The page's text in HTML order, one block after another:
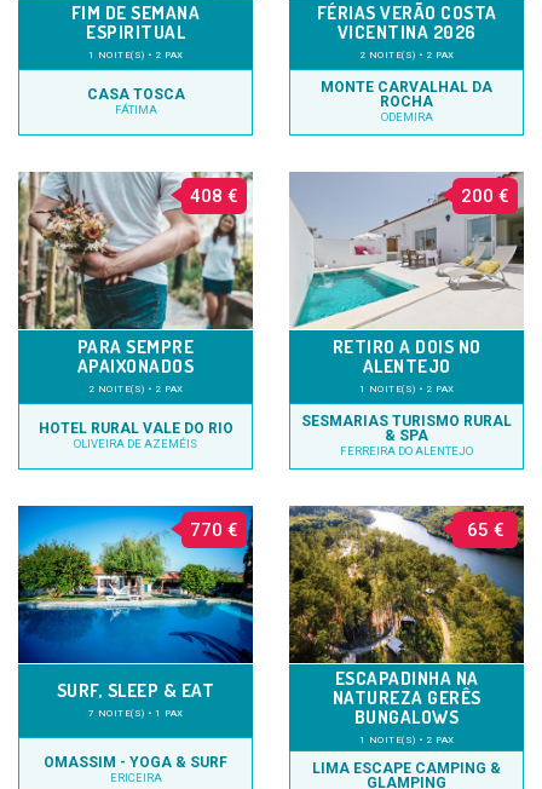
FIM DE SEMANA
ESPIRITUAL
1 NOITE(S) • 2 PAX
CASA TOSCA
FÁTIMA
FÉRIAS VERÃO COSTA
VICENTINA 2026
2 NOITE(S) • 2 PAX
MONTE CARVALHAL DA
ROCHA
ODEMIRA
408 €
PARA SEMPRE
APAIXONADOS
2 NOITE(S) • 2 PAX
HOTEL RURAL VALE DO RIO
OLIVEIRA DE AZEMÉIS
200 €
RETIRO A DOIS NO
ALENTEJO
1 NOITE(S) • 2 PAX
SESMARIAS TURISMO RURAL
& SPA
FERREIRA DO ALENTEJO
770 €
SURF, SLEEP & EAT
7 NOITE(S) • 1 PAX
OMASSIM - YOGA & SURF
ERICEIRA
65 €
ESCAPADINHA NA
NATUREZA GERÊS
BUNGALOWS
1 NOITE(S) • 2 PAX
LIMA ESCAPE CAMPING &
GLAMPING